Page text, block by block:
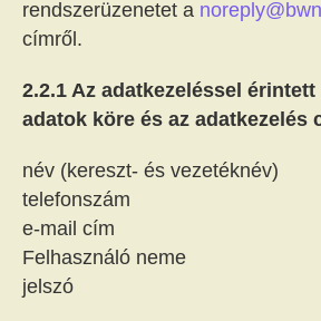
rendszerüzenetet a
címről.
2.2.1 Az adatkezeléssel
adatok köre és az adatkezelés
név (kereszt- és vezetéknév)
telefonszám
e-mail cím
Felhasználó neme
jelszó